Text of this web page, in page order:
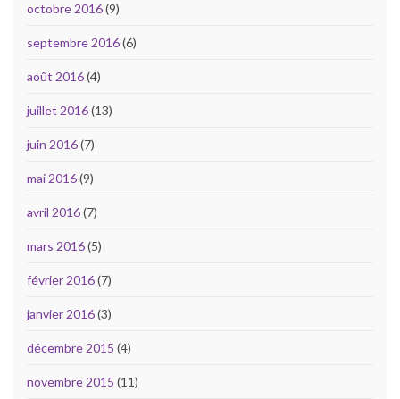
octobre 2016(9)
septembre 2016(6)
août 2016(4)
juillet 2016(13)
juin 2016(7)
mai 2016(9)
avril 2016(7)
mars 2016(5)
février 2016(7)
janvier 2016(3)
décembre 2015 (4)
novembre 2015 (11)